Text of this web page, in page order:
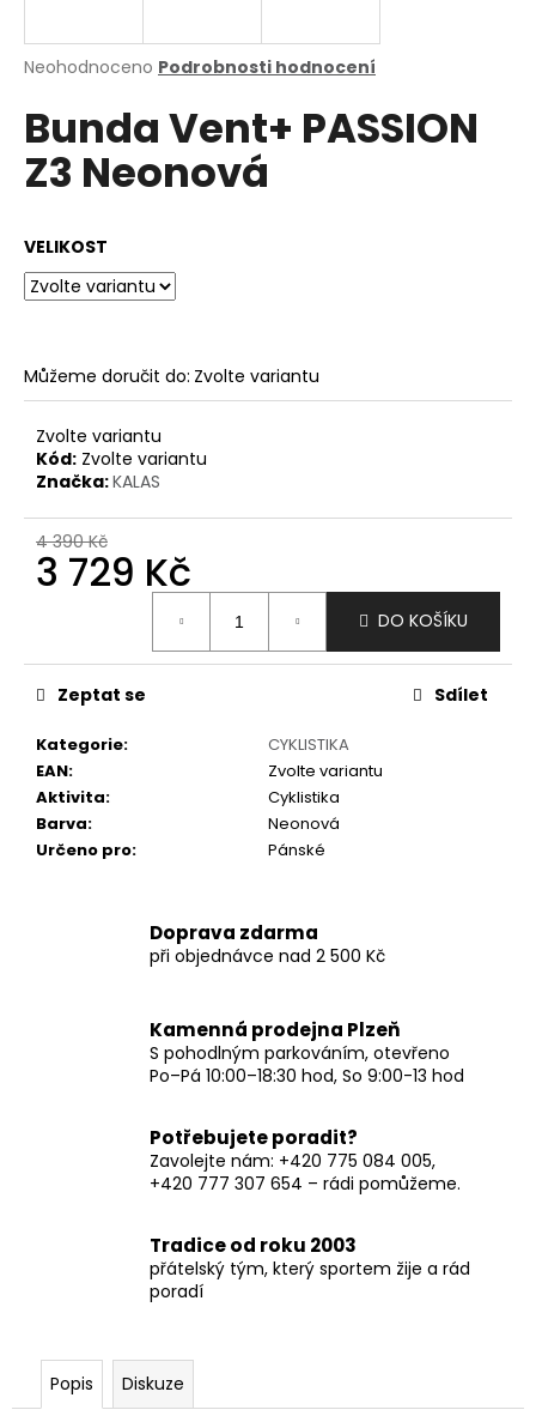
Průměrné
produktu
je
0,0
z
Neohodnoceno Podrobnosti hodnocení
Bunda Vent+ PASSION
Z3 Neonová
VELIKOST
Můžeme doručit do: Zvolte variantu
Zvolte variantu
Kód: Zvolte variantu
Značka:KALAS
4 390 Kč
3 729 Kč
DO KOŠÍKU
Kategorie:
CYKLISTIKA
EAN:
Zvolte variantu
Aktivita:
Cyklistika
Barva:
Neonová
Určeno pro: Pánské
Zeptat se Sdílet
Doprava zdarma
při objednávce nad 2 500 Kč
Kamenná prodejna Plzeň
S pohodlným parkováním, otevřeno
Po–Pá 10:00–18:30 hod, So 9:00-13 hod
Potřebujete poradit?
Zavolejte nám: +420 775 084 005,
+420 777 307 654 – rádi pomůžeme.
Tradice od roku 2003
přátelský tým, který sportem žije a rád
poradí
Popis Diskuze
j
t
?
D
o
p
o
u
č
u
e